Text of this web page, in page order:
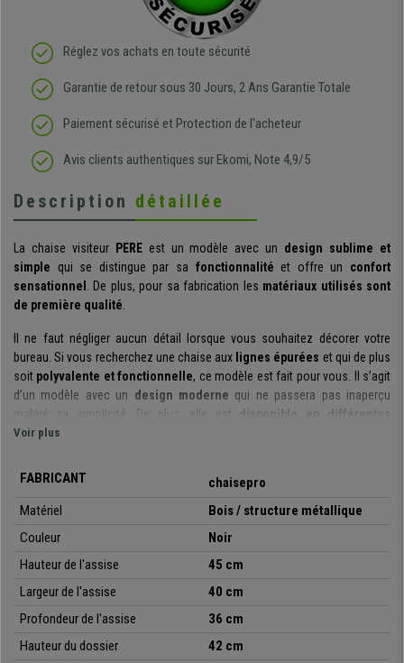
Réglez vos achats en toute sécurité
Garantie de retour sous 30 Jours, 2 Ans Garantie Totale
Paiement sécurisé et Protection de l'acheteur
Avis clients authentiques sur Ekomi, Note 4,9/5
Description détaillée
La chaise visiteur PEREest un modèle avec un design sublime et
simple qui se distingue par sa fonctionnalité et offre un confort
sensationnel . De plus, pour sa fabrication les matériaux utilisés sont
de première qualité.
Il ne faut négliger aucun détail lorsque vous souhaitez décorer votre
bureau. Si vous recherchez une chaise aux lignes épurées et qui de plus
soit polyvalente et fonctionnelle, ce modèle est fait pour vous. Il s’agit
d’un modèle avec un design moderne qui ne passera pas inaperçu
malgré sa simplicité. De plus, elle est
disponible en différentes
couleurs
choisi pour son utilisation.
Grâce à son design ergonomique, ce modèle garantit unconfort
en rendre compte, puisqu’elle offre une assise commode qui garantit le
confort de l’utilisateur.
Soulignons également que cette chaise a été
matériaux de qualité, fait pour durer de nombreuses années et se
pieds indépendants
garantit la robustesse et stabilité de la chaise. La
Voir plus
FABRICANT
chaisepro
Matériel
Bois / structure métallique
Couleur
Noir
Hauteur de l'assise
45 cm
Largeur de l'assise
40 cm
Profondeur de l'assise
36 cm
Hauteur du dossier
42 cm